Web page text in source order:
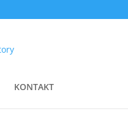
KONTAKT